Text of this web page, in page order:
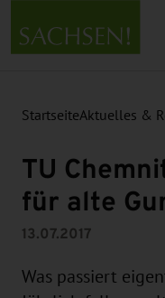
StartseiteAktuelles &
TU
für alte
13.07.2017
Was passiert